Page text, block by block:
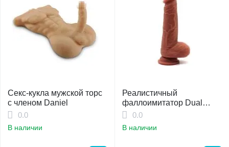
Секс-кукла мужской торс
с членом Daniel
0.0
В наличии
Реалистичный
фаллоимитатор Dual
Layer
0.0
В наличии